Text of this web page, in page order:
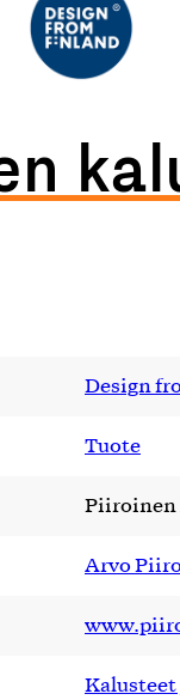
Design
Tuote
Piiroinen
Arvo
Kalusteet